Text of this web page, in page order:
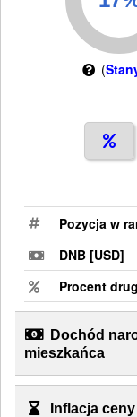
(
Pozycja w
DNB [USD]
Procent
Dochód
mieszkańca
Inflacja